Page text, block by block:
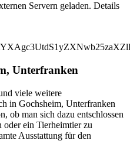
Servern geladen. Details
Unterfranken
viele weitere
in Gochsheim, Unterfranken
ob man sich dazu entschlossen
oder ein Tierheimtier zu
Ausstattung für den